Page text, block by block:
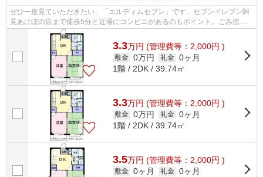
ぜひ一度見ていただきたい、「エルディムセブン」です。セブンイレブン阿
見あけぼの店まで徒歩5分と近場にコンビニがあるのもポイント。ごみ捨て
の煩わしさを軽減するのが、敷地内ごみ...
3.3万円 (管理費等：2,000円 )
敷金 0万円 礼金 0ヶ月
1階 / 2DK / 39.74㎡
3.3万円 (管理費等：2,000円 )
敷金 0万円 礼金 0ヶ月
1階 / 2DK / 39.74㎡
3.5万円 (管理費等：2,000円 )
敷金 0ヶ月 礼金 0ヶ月